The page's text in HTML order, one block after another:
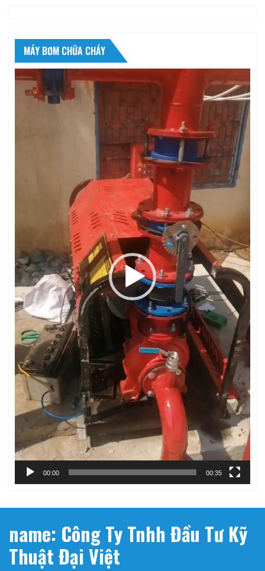
MÁY BƠM CHỮA CHÁY
Trình
chơi
00:00 00:35
name: Công Ty Tnhh Đầu Tư Kỹ
Thuật Đại Việt